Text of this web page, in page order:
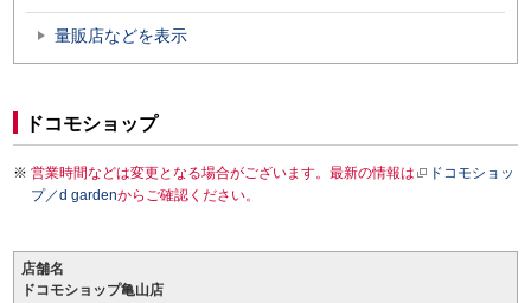
量販店などを表示
ドコモショップ
営業時間などは変更となる場合がございます。最新の情報は
ドコモショッ
プ／d gardenからご確認ください。
店舗名
ドコモショップ亀山店